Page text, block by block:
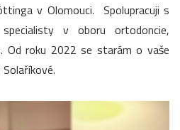
v Olomouci. Spolupracuji s
v oboru ortodoncie,
Od roku 2022 se starám o vaše